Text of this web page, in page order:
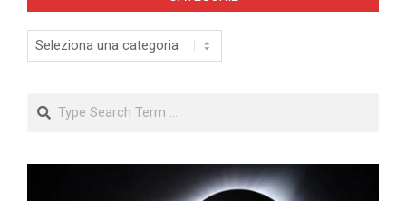
Categorie
Search